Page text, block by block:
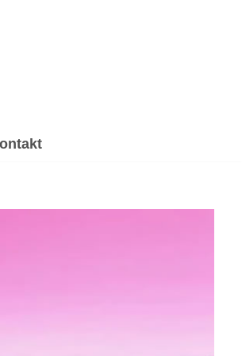
& Reiki, Psychotherapie
Ihr spirituelle